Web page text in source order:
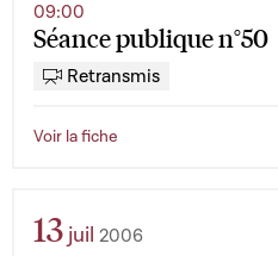
Séance publique n°50
09:00
Retransmis
Voir la fiche
13 juil 2006